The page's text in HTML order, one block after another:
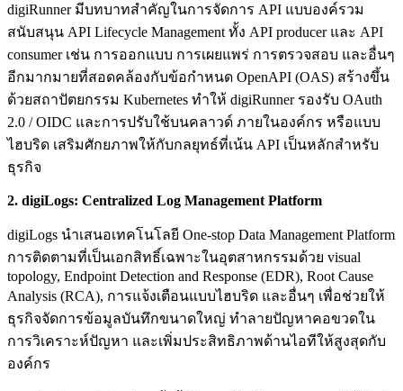
digiRunner มีบทบาทสำคัญในการจัดการ API แบบองค์รวม
สนับสนุน API Lifecycle Management ทั้ง API producer และ API
consumer เช่น การออกแบบ การเผยแพร่ การตรวจสอบ และอื่นๆ
อีกมากมายที่สอดคล้องกับข้อกำหนด OpenAPI (OAS) สร้างขึ้น
ด้วยสถาปัตยกรรม Kubernetes ทำให้ digiRunner รองรับ OAuth
2.0 / OIDC และการปรับใช้บนคลาวด์ ภายในองค์กร หรือแบบ
ไฮบริด เสริมศักยภาพให้กับกลยุทธ์ที่เน้น API เป็นหลักสำหรับ
ธุรกิจ
2. digiLogs: Centralized Log Management Platform
digiLogs นำเสนอเทคโนโลยี One-stop Data Management Platform
การติดตามที่เป็นเอกสิทธิ์เฉพาะในอุตสาหกรรมด้วย visual
topology, Endpoint Detection and Response (EDR), Root Cause
Analysis (RCA), การแจ้งเตือนแบบไฮบริด และอื่นๆ เพื่อช่วยให้
ธุรกิจจัดการข้อมูลบันทึกขนาดใหญ่ ทำลายปัญหาคอขวดใน
การวิเคราะห์ปัญหา และเพิ่มประสิทธิภาพด้านไอทีให้สูงสุดกับ
องค์กร